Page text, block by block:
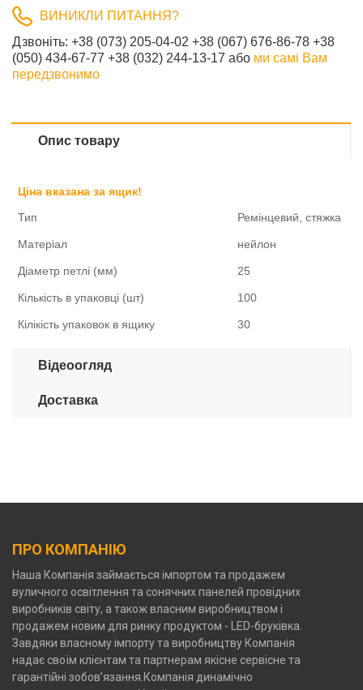
ВИНИКЛИ ПИТАННЯ?
Дзвоніть: ‎+38 (073) 205-04-02‎ +38 (067) 676-86-78 +38
(050) 434-67-77 +38 (032) 244-13-17 або ми самі Вам
передзвонимо
Опис товару
Ціна вказана за ящик!
Тип
Ремінцевий, стяжка
Матеріал нейлон
Діаметр петлі (мм) 25
Кількість в упаковці (шт) 100
Кілікість упаковок в ящику 30
Відеоогляд
Доставка
ПРО КОМПАНІЮ
Наша Компанія займається імпортом та продажем
вуличного освітлення та сонячних панелей провідних
виробників світу, а також власним виробництвом і
продажем новим для ринку продуктом - LED-бруківка.
Завдяки власному імпорту та виробництву Компанія
надає своїм клієнтам та партнерам якісне сервісне та
гарантійні зобов’язання.Компанія динамічно